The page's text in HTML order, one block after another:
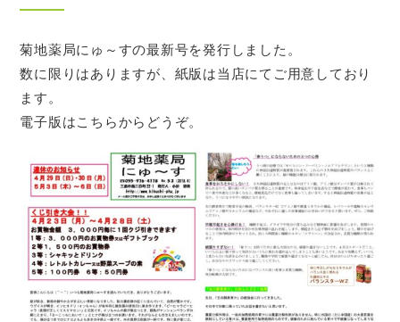
菊地薬局にゅ～すの最新号を発行しました。
数に限りはありますが、紙版は当店にてご用意しており
ます。
電子版はこちらからどうぞ。